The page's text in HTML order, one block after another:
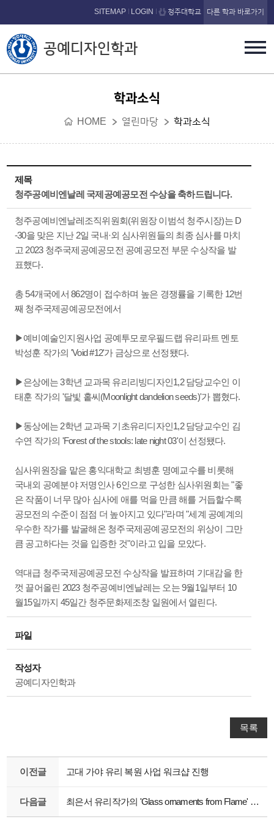
본문 바로가기
공예디자인학과
SITEMAP LOGIN 청주대학교 다른 학과 바로가기
학과소식
HOME 열린마당 학과소식
제목
청주공예비엔날레 국제공예공모전 수상을 축하드립니다.
청주공예비엔날레조직위원회(위원장 이범석 청주시장)는 D
-30을 맞은 지난 2일 국내·외 심사위원들의 최종 심사를 마치
고 2023 청주국제공예공모전 공예공모전 부문 수상작을 발
표했다.
총 54개국에서 862명이 접수하며 높은 경쟁률을 기록한 12번
째 청주국제공예공모전에서
▶예비예술인지원사업 공예투모로우필드랩 유리파트 멘토
박성훈 작가의 'Void #12'가 금상으로 선정됐다.
▶은상에는 3학년 교과목 유리리빙디자인1,2 담당교수인 이
태훈 작가의 '달빛 홑씨(Moonlight dandelion seeds)'가 뽑혔다.
▶동상에는 2학년 교과목 기초유리디자인1,2 담당교수인 김
수연 작가의 'Forest of the stools: late night 03'이 선정됐다.
심사위원장을 맡은 홍익대학교 최병훈 명예교수를 비롯해
국내외 공예분야 저명인사 6인으로 구성한 심사위원회는 "좋
은 작품이 너무 많아 심사에 애를 먹을 만큼 해를 거듭할수록
공모전의 수준이 점점 더 높아지고 있다"라며 "세계 공예계의
우수한 작가를 발굴해온 청주국제공예공모전의 위상이 그만
큼 공고하다는 것을 입증한 것"이라고 입을 모았다.
역대급 청주국제공예공모전 수상작을 발표하며 기대감을 한
껏 끌어올린 2023 청주공예비엔날레는 오는 9월1일부터 10
월15일까지 45일간 청주문화제조창 일원에서 열린다.
파일
작성자
공예디자인학과
목록
이전글 고대 가야 유리 복원 사업 워크샵 진행
다음글 최은서 유리작가의 'Glass ornaments from Flame' 램프워킹 특강